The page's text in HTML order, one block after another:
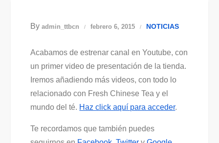
Byadmin_ttbcn febrero 6, 2015 NOTICIAS
Acabamos de estrenar canal en Youtube, con
un primer video de presentación de la tienda.
Iremos añadiendo más videos, con todo lo
relacionado con Fresh Chinese Tea y el
mundo del té. Haz click aquí para acceder.
Te recordamos que también puedes